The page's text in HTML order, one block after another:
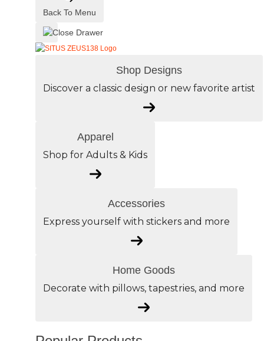
Back To Menu
Shop Designs
Discover a classic design or new favorite artist
Apparel
Shop for Adults & Kids
Accessories
Express yourself with stickers and more
Home Goods
Decorate with pillows, tapestries, and more